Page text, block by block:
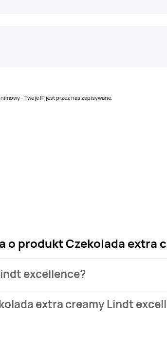
- Twoje IP jest przez nas zapisywane.
o produkt Czekolada extra
excellence?
creamy Lindt excellence kosztuje
extra creamy Lindt